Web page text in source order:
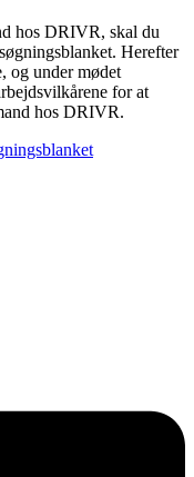
hos DRIVR, skal du
Herefter
og under mødet
for at
hos DRIVR.